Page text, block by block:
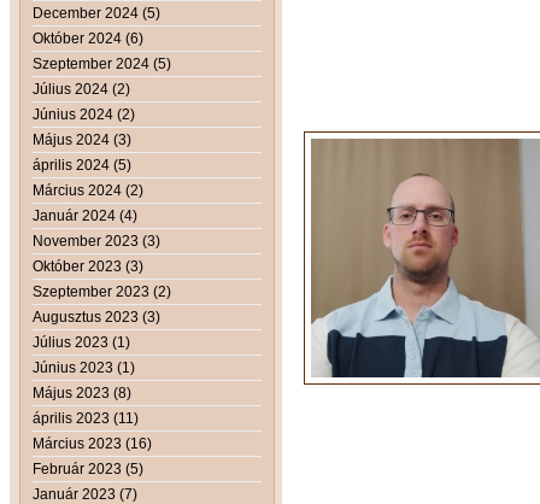
December 2024 (5)
Október 2024 (6)
Szeptember 2024 (5)
Július 2024 (2)
Június 2024 (2)
Május 2024 (3)
április 2024 (5)
Március 2024 (2)
Január 2024 (4)
November 2023 (3)
Október 2023 (3)
Szeptember 2023 (2)
Augusztus 2023 (3)
Július 2023 (1)
Június 2023 (1)
Május 2023 (8)
április 2023 (11)
Március 2023 (16)
Február 2023 (5)
Január 2023 (7)